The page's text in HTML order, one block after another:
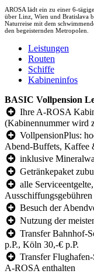
AROSA lädt ein zu einer 6-
über Linz, Wien und Bratislava
Naturreise mit dem
den begeisternden Metropolen.
Leistungen
Routen
Schiffe
Kabineninfos
BASIC Vollpension
Ihre A-ROSA
(Kabinennummer wird
VollpensionPlus:
Abend-Buffets, Kaffee
inklusive
Getränkepaket
alle
Ausschiffungsgebühren
Besuch der
Nutzung der
Transfer Bahnhof-
p.P., Köln 30,-€ p.P.
Transfer
A-ROSA enthalten